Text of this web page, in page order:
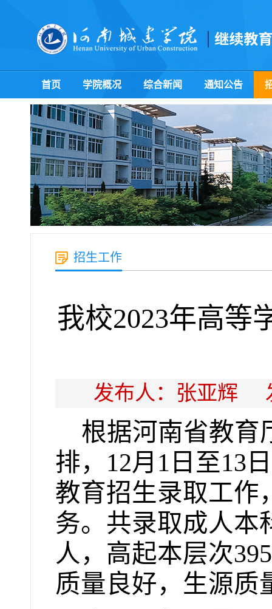
首页 学院概况 综合新闻 通知公告
招生工作
我校2023年高等
发布人：张亚辉
根据河南省教育
排， 12月 1 日至13
教育招生录取工作
务。共录取成人本
人，高起本层次395
质量良好，生源质